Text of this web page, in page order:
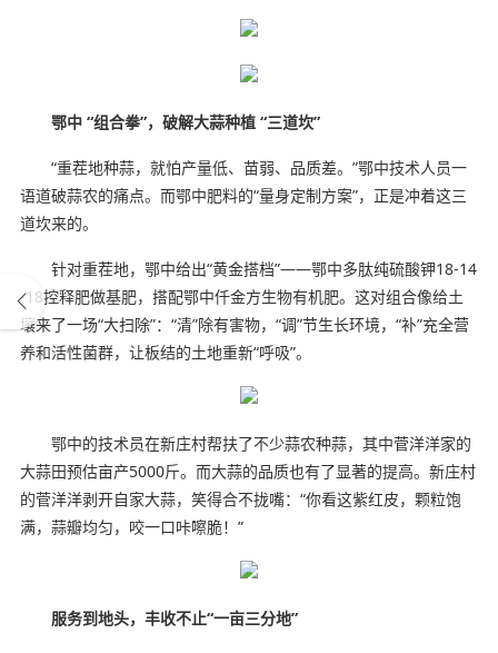
鄂中 “组合拳”，破解大蒜种植 “三道坎”
“重茬地种蒜，就怕产量低、苗弱、品质差。”鄂中技术人员一
语道破蒜农的痛点。而鄂中肥料的“量身定制方案”，正是冲着这三
道坎来的。
针对重茬地，鄂中给出“黄金搭档”——鄂中多肽纯硫酸钾18-14
-18控释肥做基肥，搭配鄂中仟金方生物有机肥。这对组合像给土
壤来了一场“大扫除”：“清”除有害物，“调”节生长环境，“补”充全营
养和活性菌群，让板结的土地重新“呼吸”。
鄂中的技术员在新庄村帮扶了不少蒜农种蒜，其中菅洋洋家的
大蒜田预估亩产5000斤。而大蒜的品质也有了显著的提高。新庄村
的菅洋洋剥开自家大蒜，笑得合不拢嘴：“你看这紫红皮，颗粒饱
满，蒜瓣均匀，咬一口咔嚓脆！”
服务到地头，丰收不止“一亩三分地”